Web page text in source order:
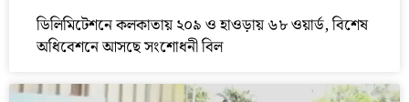
ডিলিমিটেশনে কলকাতায় ২০৯ ও হাওড়ায় ৬৮ ওয়ার্ড, বিশেষ
অধিবেশনে আসছে সংশোধনী বিল